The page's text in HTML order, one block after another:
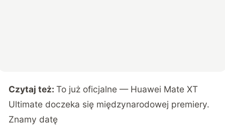
Czytaj też:To już oficjalne — Huawei Mate XT
Ultimate doczeka się międzynarodowej premiery.
Znamy datę